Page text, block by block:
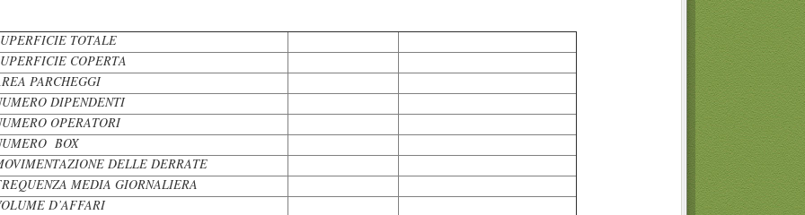
TOTALE
COPERTA
PARCHEGGI
DIPENDENTI
OPERATORI
BOX
DELLE DERRATE
MEDIA GIORNALIERA
D’AFFARI